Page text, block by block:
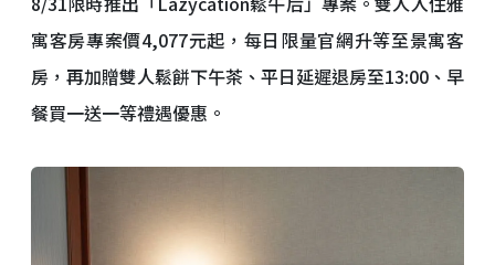
寓客房專案價4,077元起，每日限量官網升等至景寓客
房，再加贈雙人鬆餅下午茶、平日延遲退房至13:00、早
餐買一送一等禮遇優惠。